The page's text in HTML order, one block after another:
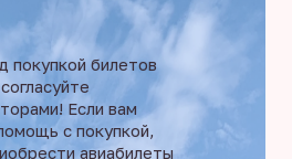
покупкой билетов
Если вам
с покупкой,
авиабилеты